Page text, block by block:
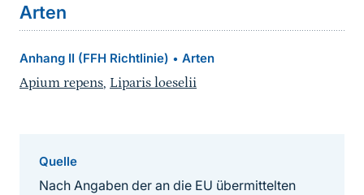
Arten
Anhang II (FFH Richtlinie) • Arten
Apium repens, Liparis loeselii
Quelle
Nach Angaben der an die EU übermittelten